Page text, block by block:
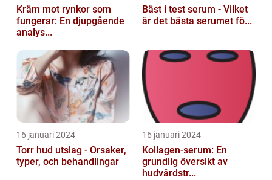
Kräm mot rynkor som
fungerar: En djupgående
analys...
Bäst i test serum - Vilket
är det bästa serumet fö...
16 januari 2024
Torr hud utslag - Orsaker,
typer, och behandlingar
16 januari 2024
Kollagen-serum: En
grundlig översikt av
hudvårdstr...